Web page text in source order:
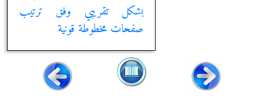
بشكل تقريبي وفق ترتيب
صفحات مخطوطة قونية